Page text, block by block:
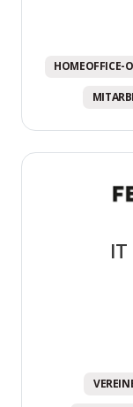
HOMEOFFICE-